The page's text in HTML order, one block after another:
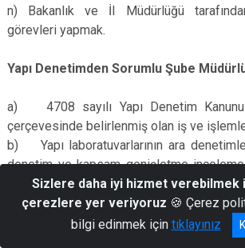
n) Bakanlık ve İl Müdürlüğü
görevleri yapmak.
Yapı Denetimden Sorumlu Şube
a) 4708 sayılı Yapı Denetim
çerçevesinde belirlenmiş olan iş ve
b) Yapı laboratuvarlarının ara
denetim ve kapsam genişletme
malzemesi laboratuvarlarının
denetimlerini ve diğer iş ve
Laboratuvarların belgelendirme
c) Yapı Denetim Sistemi üzerinde, yapı
Sizlere daha iyi hizmet verebilmek
çerezlere yer veriyoruz 🍪 Çerez
bilgi edinmek için tıklayınız